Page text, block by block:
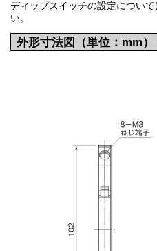
ディップスイッチの設定につい
い。
外形寸法図（単位：mm）